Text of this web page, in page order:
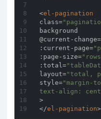
<el-pagination
class=
background
@current-change=
:current-page=
:page-size=
:total=
layout="total,
style="margin-
text-align:
>
</el-pagination>